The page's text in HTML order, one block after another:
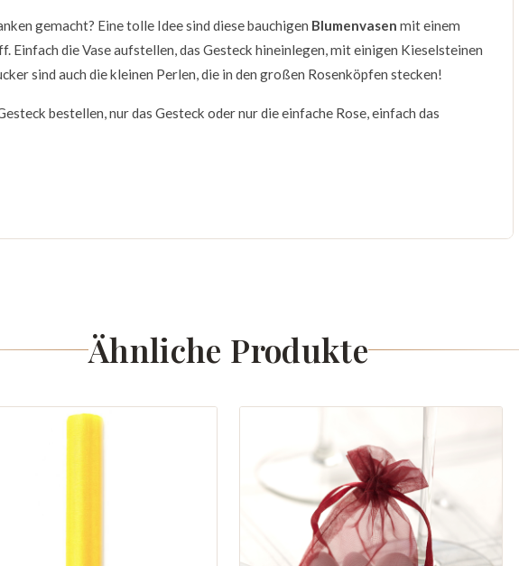
gemacht? Eine tolle Idee sind diese bauchigen Blumenvasen mit einem
Einfach die Vase aufstellen, das Gesteck hineinlegen, mit einigen Kieselsteinen
sind auch die kleinen Perlen, die in den großen Rosenköpfen stecken!
bestellen, nur das Gesteck oder nur die einfache Rose, einfach das
Ähnliche Produkte